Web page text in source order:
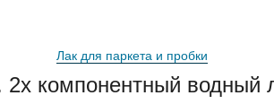
Лак для паркета и пробки
компонентный водный